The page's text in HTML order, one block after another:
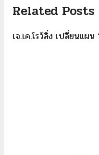
Related Posts
เจ.เค.โรว์ลิ่ง เปลี่ยนแผ